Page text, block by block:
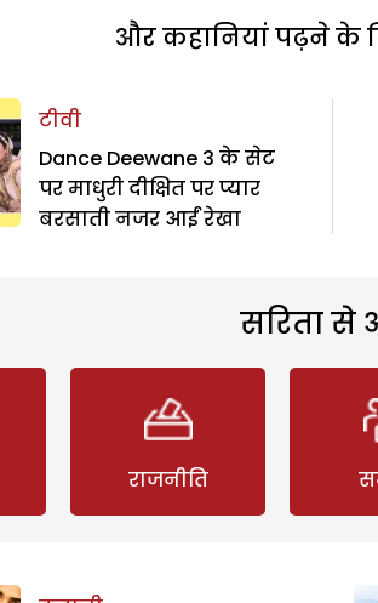
और कहानियां पढ़ने के
टीवी
Dance Deewane 3 के सेट
पर माधुरी दीक्षित पर प्यार
बरसाती नजर आईं रेखा
सरिता से
राजनीति